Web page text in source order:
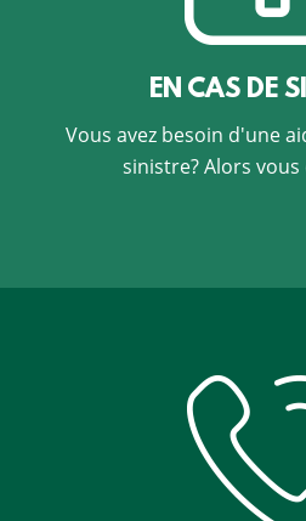
EN CAS DE
Vous avez besoin d'une
sinistre? Alors vous